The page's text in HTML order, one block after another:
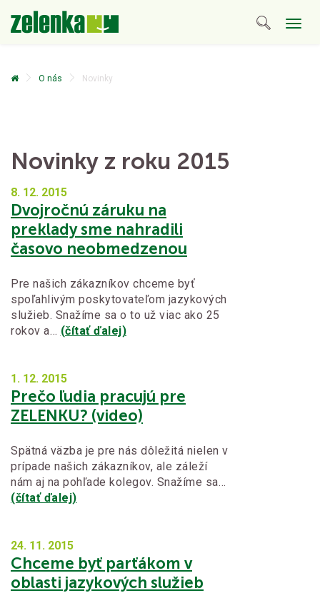
O nás Novinky
Novinky z roku 2015
8. 12. 2015
Dvojročnú záruku na
preklady sme nahradili
časovo neobmedzenou
Pre našich zákazníkov chceme byť
spoľahlivým poskytovateľom jazykových
služieb. Snažíme sa o to už viac ako 25
rokov a… (čítať ďalej)
1. 12. 2015
Prečo ľudia pracujú pre
ZELENKU? (video)
Spätná väzba je pre nás dôležitá nielen v
prípade našich zákazníkov, ale záleží
nám aj na pohľade kolegov. Snažíme sa…
(čítať ďalej)
24. 11. 2015
Chceme byť parťákom v
oblasti jazykových služieb